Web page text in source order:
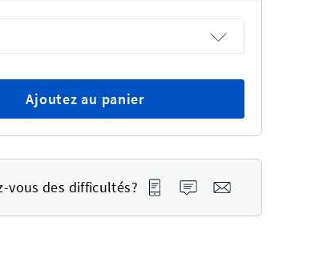
Ajoutez au panier
vous des difficultés?